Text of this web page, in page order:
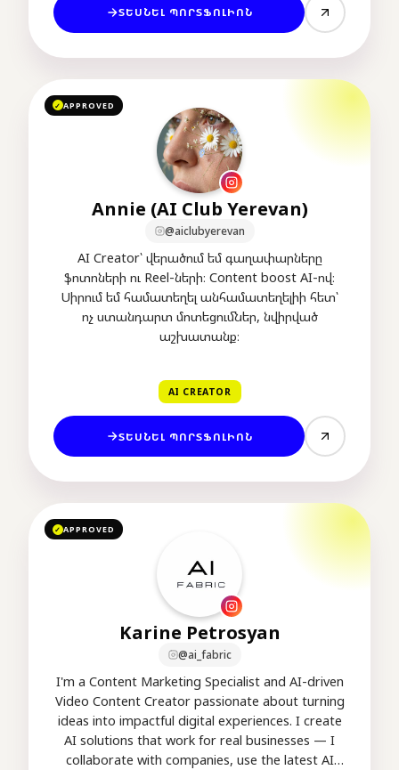
ՏԵՍՆԵԼ ՊՈՐՏՖՈԼԻՈՆ
✓ APPROVED
Annie (AI Club Yerevan)
@aiclubyerevan
AI Creator՝ վերածում եմ գաղափարները
ֆոտոների ու Reel-ների։ Content boost AI-ով։
Սիրում եմ համատեղել անհամատեղելիի հետ՝
ոչ ստանդարտ մոտեցումներ, նվիրված
աշխատանք։
AI CREATOR
ՏԵՍՆԵԼ ՊՈՐՏՖՈԼԻՈՆ
✓APPROVED
Karine Petrosyan
@ai_fabric
I'm a Content Marketing Specialist and AI-driven
Video Content Creator passionate about turning
ideas into impactful digital experiences. I create
AI solutions that work for real businesses — I
collaborate with companies, use the latest AI